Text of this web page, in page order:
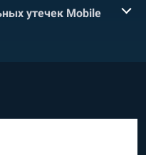
утечек Mobile